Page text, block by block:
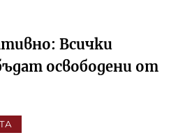
Всички
освободени от